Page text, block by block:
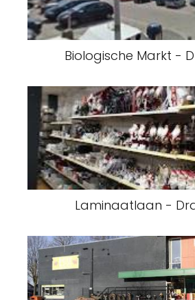
Biologische Markt -
Laminaatlaan -